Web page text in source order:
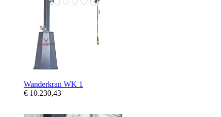
Wanderkran WK 1
€ 10.230,43